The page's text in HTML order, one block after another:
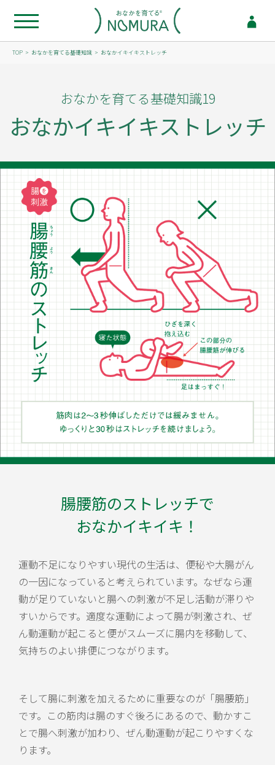
TOP おなかを育てる基礎知識 おなかイキイキストレッチ
おなかを育てる基礎知識19
おなかイキイキストレッチ
腸腰筋のストレッチで
おなかイキイキ！
運動不足になりやすい現代の生活は、便秘や大腸がん
の一因になっていると考えられています。なぜなら運
動が足りていないと腸への刺激が不足し活動が滞りや
すいからです。適度な運動によって腸が刺激され、ぜ
ん動運動が起こると便がスムーズに腸内を移動して、
気持ちのよい排便につながります。
そして腸に刺激を加えるために重要なのが「腸腰筋」
です。この筋肉は腸のすぐ後ろにあるので、動かすこ
とで腸へ刺激が加わり、ぜん動運動が起こりやすくな
ります。